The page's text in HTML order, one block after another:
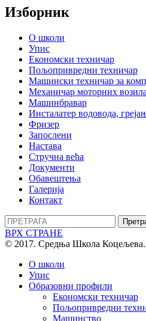
Изборник
О школи
Упис
Економски техничар
Пољопривредни техничар
Машински техничар за
Механичар моторних возила
Машинбравар
Инсталатер водовода,
Фризер
Запослени
Настава
Стручна већа
Документи
Обавештења
Галерија
Контакт
Претрага
за:
ВРХ СТРАНЕ
© 2017. Средња Школа Коцељева.
О школи
Упис
Образовни профили
Економски техничар
Пољопривредни
Машинство